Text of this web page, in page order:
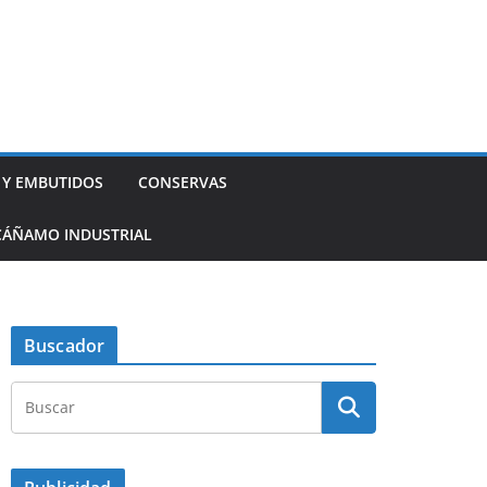
EMBUTIDOS CONSERVAS
INDUSTRIAL
Buscador